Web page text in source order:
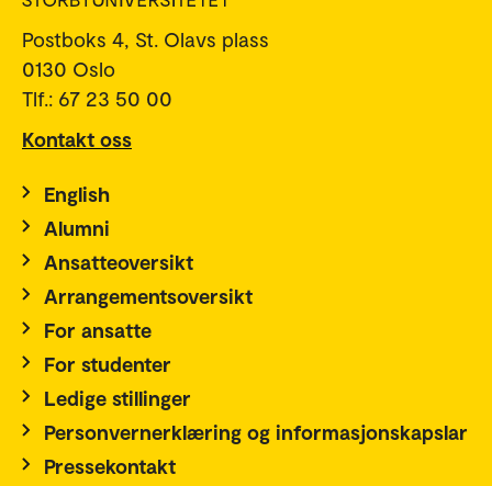
Postboks 4, St. Olavs plass
0130 Oslo
Tlf.: 67 23 50 00
Kontakt oss
English
Alumni
Ansatteoversikt
Arrangementsoversikt
For ansatte
For studenter
Ledige stillinger
Personvernerklæring og informasjonskapslar
Pressekontakt